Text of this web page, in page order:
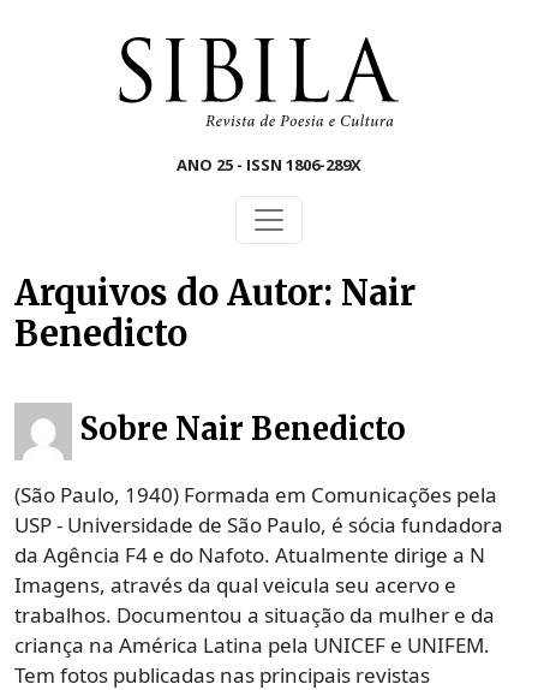
ANO 25 - ISSN 1806-289X
Arquivos do Autor: Nair
Benedicto
Sobre Nair Benedicto
(São Paulo, 1940) Formada em Comunicações pela
USP - Universidade de São Paulo, é sócia fundadora
da Agência F4 e do Nafoto. Atualmente dirige a N
Imagens, através da qual veicula seu acervo e
trabalhos. Documentou a situação da mulher e da
criança na América Latina pela UNICEF e UNIFEM.
Tem fotos publicadas nas principais revistas